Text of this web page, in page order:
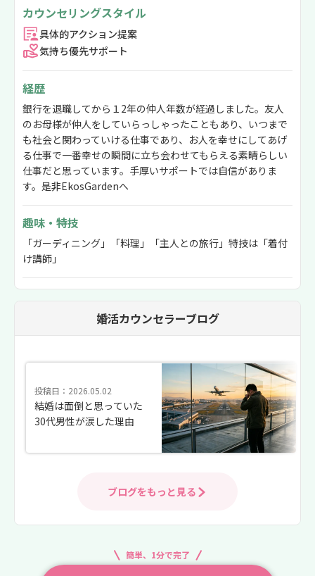
カウンセリングスタイル
具体的アクション提案
気持ち優先サポート
経歴
銀行を退職してから１2年の仲人年数が経過しました。友人
のお母様が仲人をしていらっしゃったこともあり、いつまで
も社会と関わっていける仕事であり、お人を幸せにしてあげ
る仕事で一番幸せの瞬間に立ち会わせてもらえる素晴らしい
仕事だと思っています。手厚いサポートでは自信がありま
す。是非EkosGardenへ
趣味・特技
「ガーディニング」「料理」「主人との旅行」特技は「着付
け講師」
婚活カウンセラーブログ
投稿日：2026.05.02
結婚は面倒と思っていた
30代男性が涙した理由
ブログをもっと見る
簡単、1分で完了